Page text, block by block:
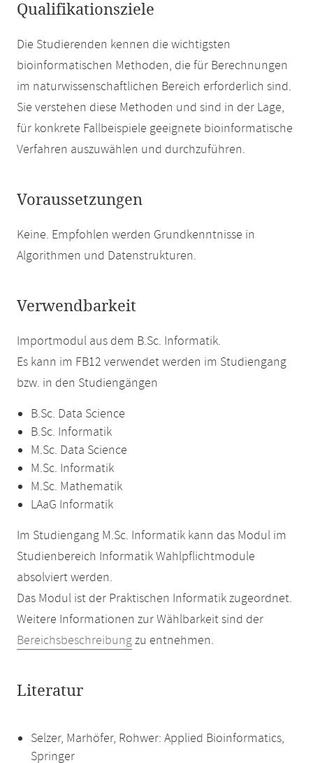
Qualifikationsziele
Die Studierenden kennen die wichtigsten
bioinformatischen Methoden, die für Berechnungen
im naturwissenschaftlichen Bereich erforderlich sind.
Sie verstehen diese Methoden und sind in der Lage,
für konkrete Fallbeispiele geeignete bioinformatische
Verfahren auszuwählen und durchzuführen.
Voraussetzungen
Keine. Empfohlen werden Grundkenntnisse in
Algorithmen und Datenstrukturen.
Verwendbarkeit
Importmodul aus dem B.Sc. Informatik.
Es kann im FB12 verwendet werden im Studiengang
bzw. in den Studiengängen
B.Sc. Data Science
B.Sc. Informatik
M.Sc. Data Science
M.Sc. Informatik
M.Sc. Mathematik
LAaG Informatik
Im Studiengang M.Sc. Informatik kann das Modul im
Studienbereich Informatik Wahlpflichtmodule
absolviert werden.
Das Modul ist der Praktischen Informatik zugeordnet.
Weitere Informationen zur Wählbarkeit sind der
Bereichsbeschreibungzu entnehmen.
Literatur
Selzer, Marhöfer, Rohwer: Applied Bioinformatics,
Springer